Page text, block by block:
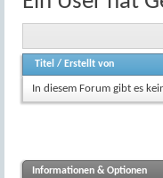
Titel / Erstellt von
In diesem Forum gibt es
Informationen & Optionen